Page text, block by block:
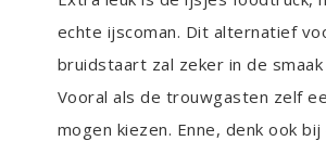
echte ijscoman. Dit alternatief
bruidstaart zal zeker in de smaak
Vooral als de trouwgasten zelf
mogen kiezen. Enne, denk ook